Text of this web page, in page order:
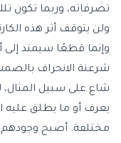
تصرفاته، وربما تكون
ولن يتوقف أثر هذه
وإنما قطعًا سيمتد
شرعنة الانحراف
شاع على سبيل
يعرف أو ما يطلق
مختلفة. أصبح وجودهم،